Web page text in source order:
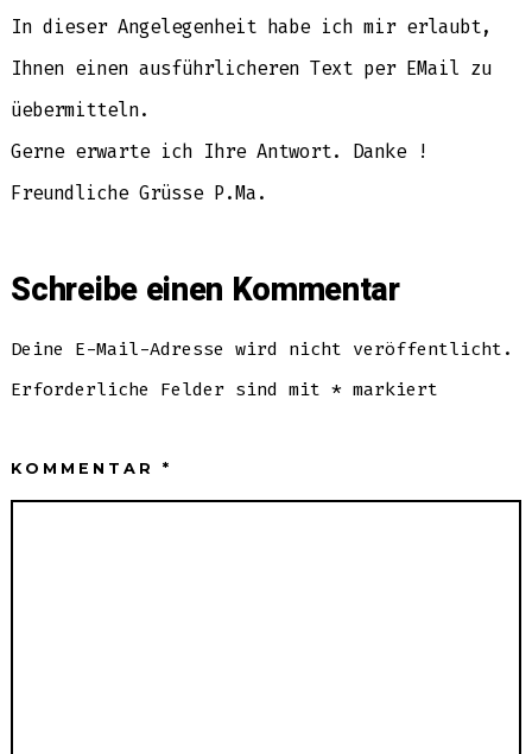
In dieser Angelegenheit habe ich mir erlaubt,
Ihnen einen ausführlicheren Text per EMail zu
üebermitteln.
Gerne erwarte ich Ihre Antwort. Danke !
Freundliche Grüsse P.Ma.
Schreibe einen Kommentar
Deine E-Mail-Adresse wird nicht veröffentlicht.
Erforderliche Felder sind mit* markiert
KOMMENTAR*